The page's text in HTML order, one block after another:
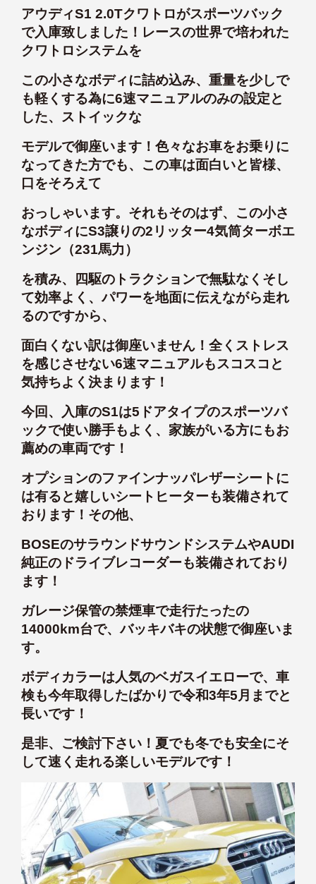
アウディS1 2.0Tクワトロがスポーツバック
で入庫致しました！レースの世界で培われた
クワトロシステムを
この小さなボディに詰め込み、重量を少しで
も軽くする為に6速マニュアルのみの設定と
した、ストイックな
モデルで御座います！色々なお車をお乗りに
なってきた方でも、この車は面白いと皆様、
口をそろえて
おっしゃいます。それもそのはず、この小さ
なボディにS3譲りの2リッター4気筒ターボエ
ンジン（231馬力）
を積み、四駆のトラクションで無駄なくそし
て効率よく、パワーを地面に伝えながら走れ
るのですから、
面白くない訳は御座いません！全くストレス
を感じさせない6速マニュアルもスコスコと
気持ちよく決まります！
今回、入庫のS1は5ドアタイプのスポーツバ
ックで使い勝手もよく、家族がいる方にもお
薦めの車両です！
オプションのファインナッパレザーシートに
は有ると嬉しいシートヒーターも装備されて
おります！その他、
BOSEのサラウンドサウンドシステムやAUDI
純正のドライブレコーダーも装備されており
ます！
ガレージ保管の禁煙車で走行たったの
14000km台で、バッキバキの状態で御座いま
す。
ボディカラーは人気のベガスイエローで、車
検も今年取得したばかりで令和3年5月までと
長いです！
是非、ご検討下さい！夏でも冬でも安全にそ
して速く走れる楽しいモデルです！